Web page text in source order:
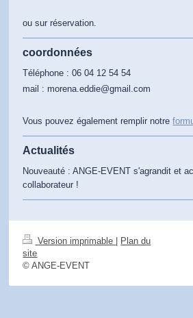
ou sur réservation.
coordonnées
Téléphone : 06 04 12 54 54
mail : morena.eddie@gmail.com
Vous pouvez également remplir notre
Actualités
Nouveauté : ANGE-EVENT s'agrandit et
collaborateur !
Version imprimable | Plan du
site
© ANGE-EVENT